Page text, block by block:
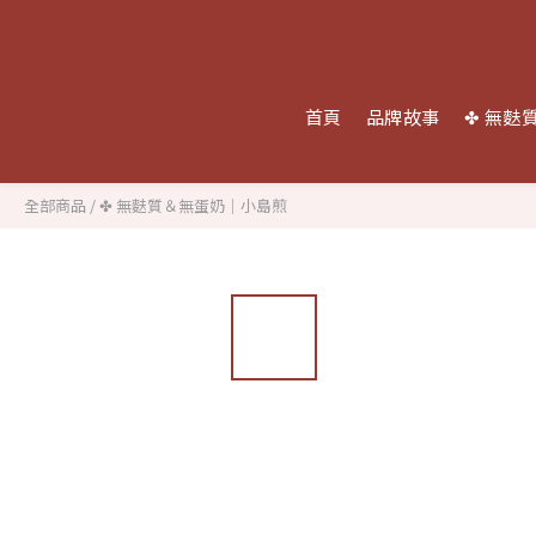
首頁 品牌故事 ✤ 無麩
全部商品 /✤ 無麩質＆無蛋奶｜小島煎